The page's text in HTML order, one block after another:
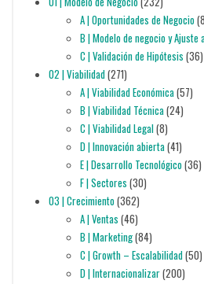
A | Oportunidades de Negocio
B | Modelo de negocio y Ajuste
C | Validación de Hipótesis (36)
02 | Viabilidad(271)
A | Viabilidad Económica(57)
B | Viabilidad Técnica(24)
C | Viabilidad Legal(8)
D | Innovación abierta(41)
E | Desarrollo Tecnológico(36)
F | Sectores (30)
03 | Crecimiento(362)
A | Ventas (46)
B | Marketing(84)
C | Growth – Escalabilidad(50)
D | Internacionalizar(200)